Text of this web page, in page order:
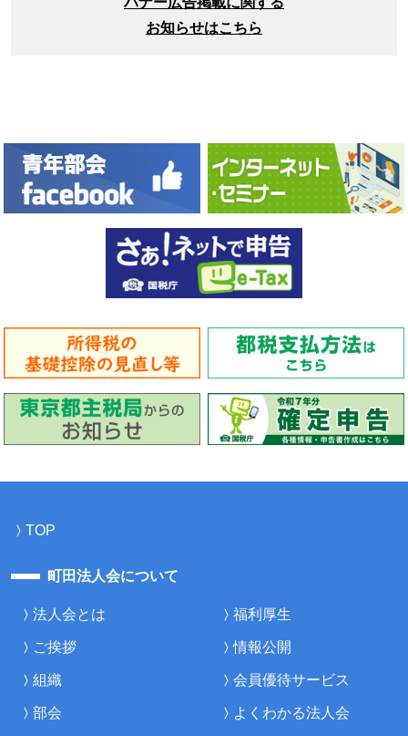
お知らせはこちら
TOP
町田法人会について
法人会とは
ご挨拶
組織
部会
福利厚生
情報公開
会員優待サービス
よくわかる法人会